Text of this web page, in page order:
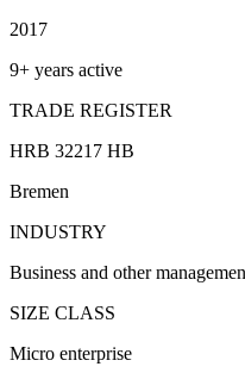
2017
9+ years active
TRADE REGISTER
HRB 32217 HB
Bremen
INDUSTRY
Business and other
SIZE CLASS
Micro enterprise